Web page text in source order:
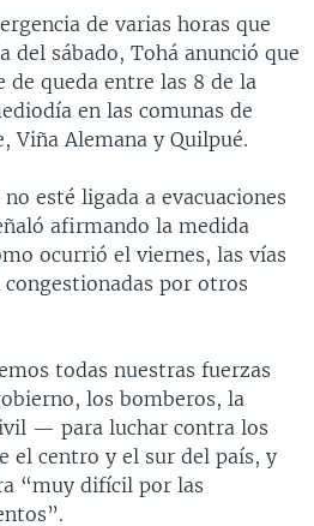
de varias horas que
del sábado, Tohá anunció que
de queda entre las 8 de la
en las comunas de
Viña Alemana y Quilpué.
esté ligada a evacuaciones
afirmando la medida
ocurrió el viernes, las vías
congestionadas por otros
todas nuestras fuerzas
los bomberos, la
— para luchar contra los
el centro y el sur del país, y
“muy difícil por las